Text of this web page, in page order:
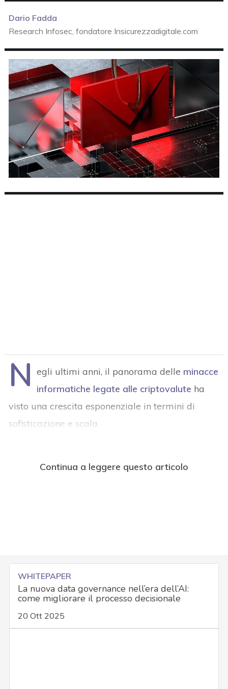
Dario Fadda
Research Infosec, fondatore Insicurezzadigitale.com
N egli ultimi anni, il panorama delle minacce
informatiche legate alle criptovalute ha
visto una crescita esponenziale in termini di
sofisticazione e scala.
Continua a leggere questo articolo
WHITEPAPER
La nuova data governance nell’era dell’AI:
come migliorare il processo decisionale
20 Ott 2025